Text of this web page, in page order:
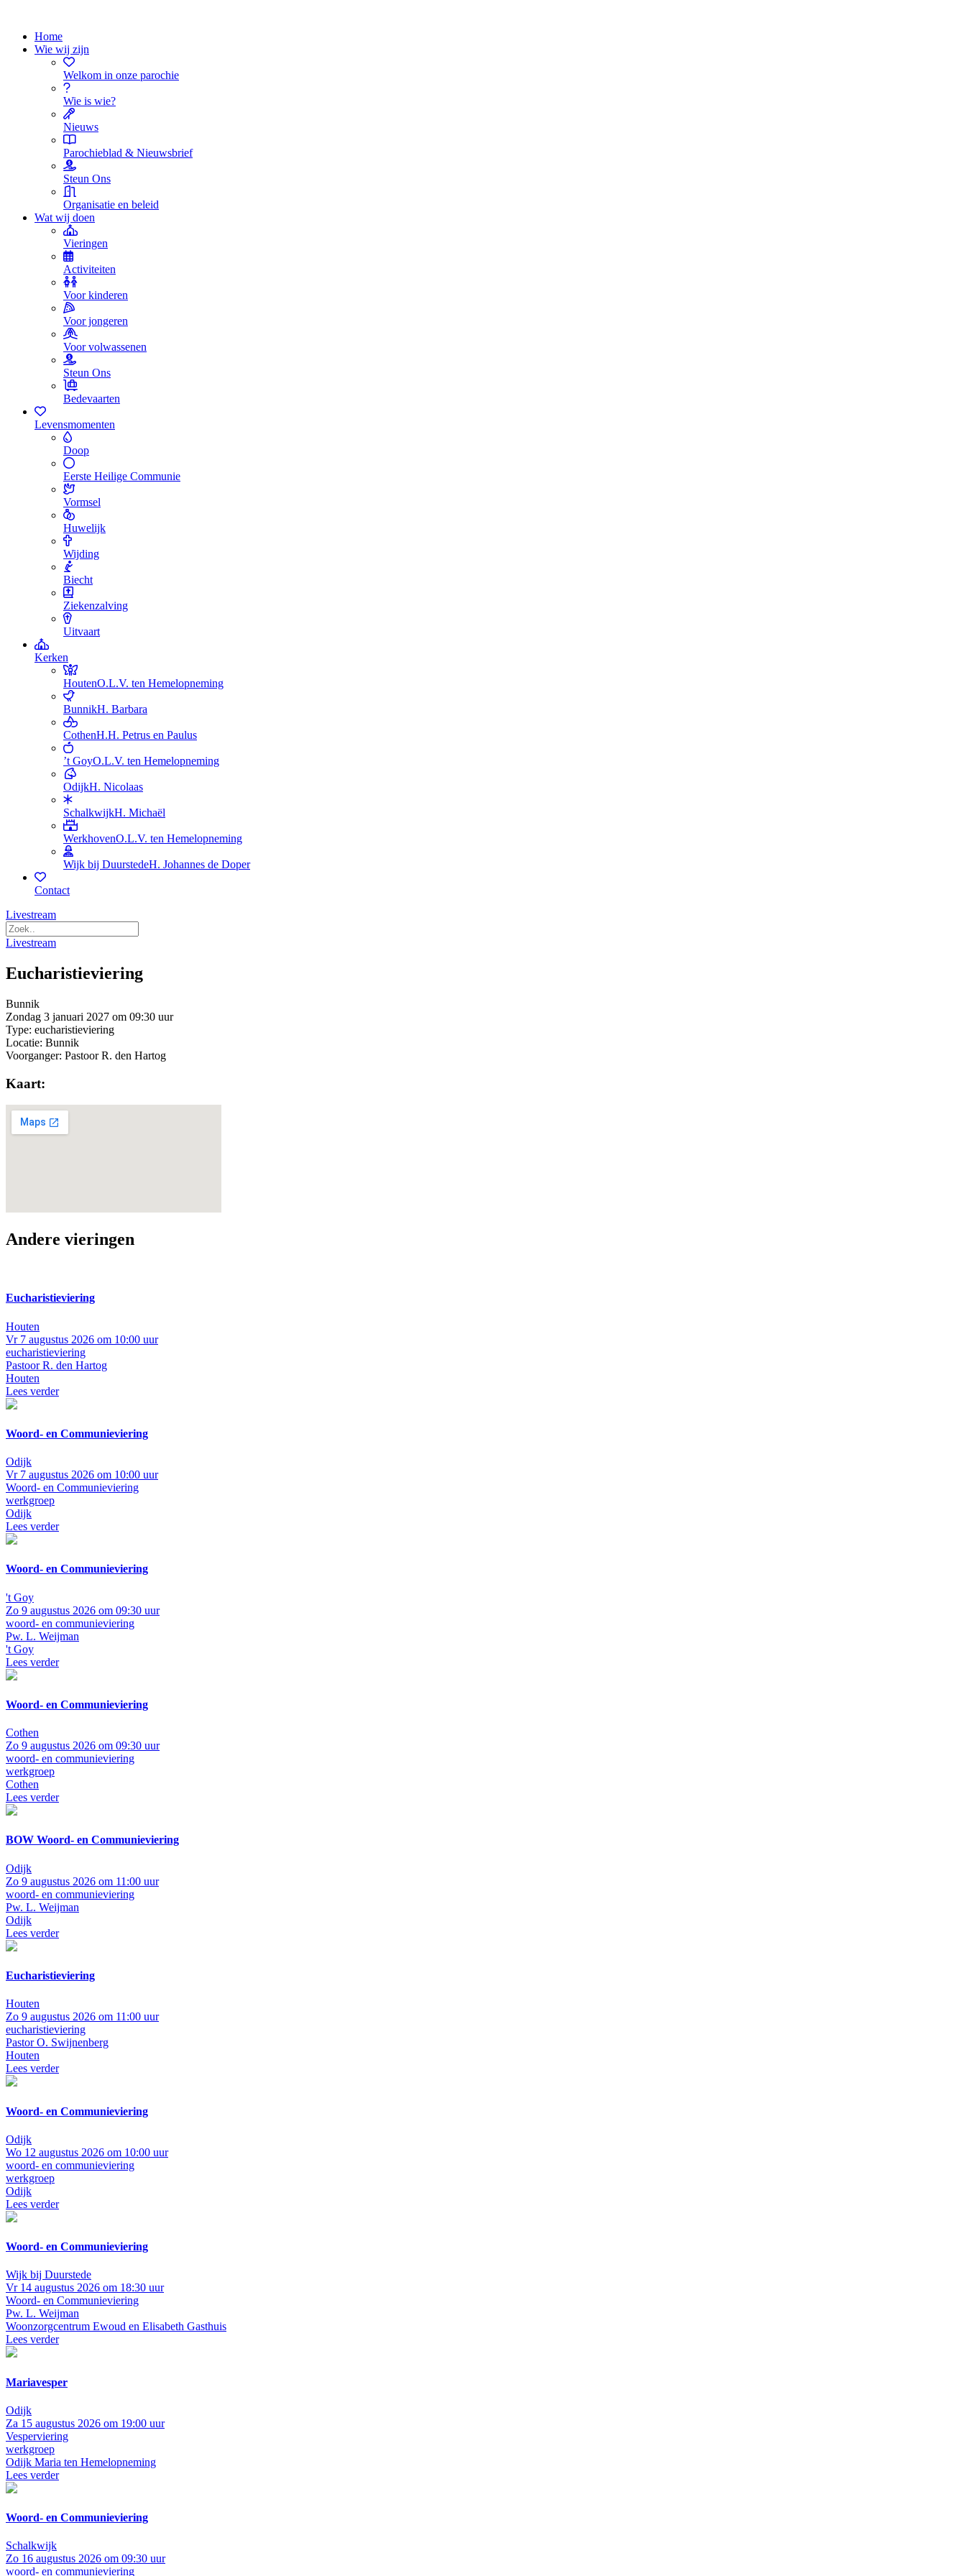
Home
Wie wij zijn
Welkom in onze parochie
Wie is wie?
Nieuws
Parochieblad & Nieuwsbrief
Steun Ons
Organisatie en beleid
Wat wij doen
Vieringen
Activiteiten
Voor kinderen
Voor jongeren
Voor volwassenen
Steun Ons
Bedevaarten
Levensmomenten
Doop
Eerste Heilige Communie
Vormsel
Huwelijk
Wijding
Biecht
Ziekenzalving
Uitvaart
Kerken
HoutenO.L.V. ten Hemelopneming
BunnikH. Barbara
CothenH.H. Petrus en Paulus
’t GoyO.L.V. ten Hemelopneming
OdijkH. Nicolaas
SchalkwijkH. Michaël
WerkhovenO.L.V. ten Hemelopneming
Wijk bij DuurstedeH. Johannes de Doper
Contact
Livestream
Livestream
Eucharistieviering
Bunnik
Zondag 3 januari 2027 om 09:30 uur
Type: eucharistieviering
Locatie: Bunnik
Voorganger: Pastoor R. den Hartog
Kaart:
Andere vieringen
Eucharistieviering
Houten
Vr 7 augustus 2026 om 10:00 uur
eucharistieviering
Pastoor R. den Hartog
Houten
Lees verder
Woord- en Communieviering
Odijk
Vr 7 augustus 2026 om 10:00 uur
Woord- en Communieviering
werkgroep
Odijk
Lees verder
Woord- en Communieviering
't Goy
Zo 9 augustus 2026 om 09:30 uur
woord- en communieviering
Pw. L. Weijman
't Goy
Lees verder
Woord- en Communieviering
Cothen
Zo 9 augustus 2026 om 09:30 uur
woord- en communieviering
werkgroep
Cothen
Lees verder
BOW Woord- en Communieviering
Odijk
Zo 9 augustus 2026 om 11:00 uur
woord- en communieviering
Pw. L. Weijman
Odijk
Lees verder
Eucharistieviering
Houten
Zo 9 augustus 2026 om 11:00 uur
eucharistieviering
Pastor O. Swijnenberg
Houten
Lees verder
Woord- en Communieviering
Odijk
Wo 12 augustus 2026 om 10:00 uur
woord- en communieviering
werkgroep
Odijk
Lees verder
Woord- en Communieviering
Wijk bij Duurstede
Vr 14 augustus 2026 om 18:30 uur
Woord- en Communieviering
Pw. L. Weijman
Woonzorgcentrum Ewoud en Elisabeth Gasthuis
Lees verder
Mariavesper
Odijk
Za 15 augustus 2026 om 19:00 uur
Vesperviering
werkgroep
Odijk Maria ten Hemelopneming
Lees verder
Woord- en Communieviering
Schalkwijk
Zo 16 augustus 2026 om 09:30 uur
woord- en communieviering